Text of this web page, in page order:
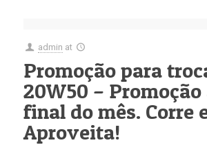
admin at
Promoção para
20W50 – Promoção
final do mês. Corre
Aproveita!